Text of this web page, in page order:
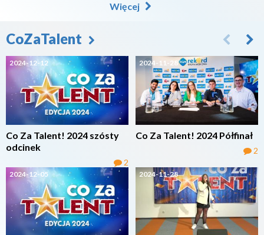
Więcej
CoZaTalent
2024-12-12
Co Za Talent! 2024 szósty
odcinek
2
2024-12-05
2024-11-28
Co Za Talent! 2024 Półfinał
2
2024-11-28